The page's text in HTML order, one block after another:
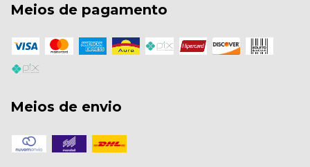
Meios de pagamento
Meios de envio